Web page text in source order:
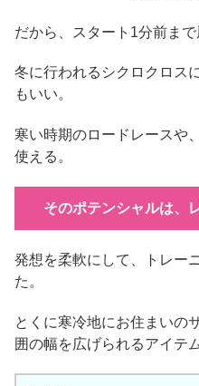
だから、スタート1分前まで
冬に行われるシクロクロス
もいい。
寒い時期のロードレースや
使える。
そのポテンシャルは、
発想を柔軟にして、トレー
た。
とくに寒冷地にお住まいの
囲の幅を広げられるアイテム